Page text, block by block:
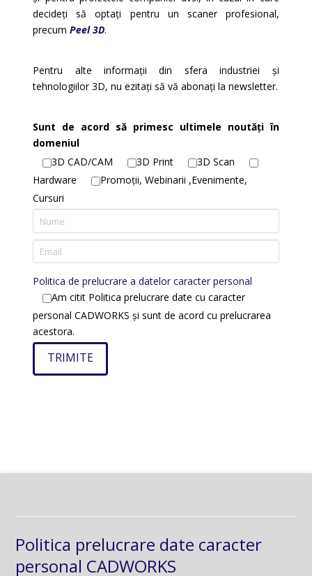
decideți să optați pentru un scaner profesional,
precum Peel 3D.
Pentru alte informații din sfera industriei și
tehnologiilor 3D, nu ezitați să vă abonați la newsletter.
Sunt de acord să primesc ultimele noutăți în
domeniul
3D CAD/CAM
3D Print
3D Scan
Hardware
Promoții, Webinarii ,Evenimente,
Cursuri
Politica de prelucrare a datelor caracter personal
Am citit Politica prelucrare date cu caracter
personal CADWORKS și sunt de acord cu prelucrarea
acestora.
Politica prelucrare date caracter
personal CADWORKS